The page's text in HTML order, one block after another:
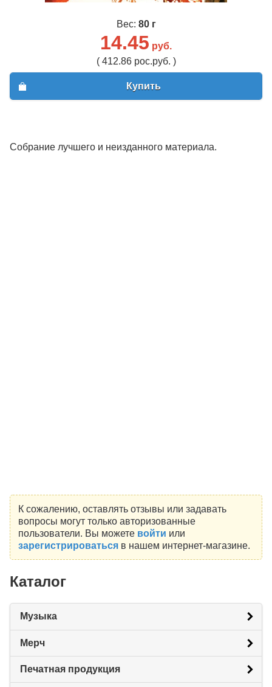
Вес: 80 г
14.45 руб.
( 412.86 рос.руб. )
Купить
Собрание лучшего и неизданного материала.
К сожалению, оставлять отзывы или задавать
вопросы могут только авторизованные
пользователи. Вы можете войти или
зарегистрироватьсяв нашем интернет-магазине.
Каталог
Музыка
Мерч
Печатная продукция